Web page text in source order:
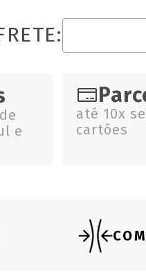
e
até 10x
cartões